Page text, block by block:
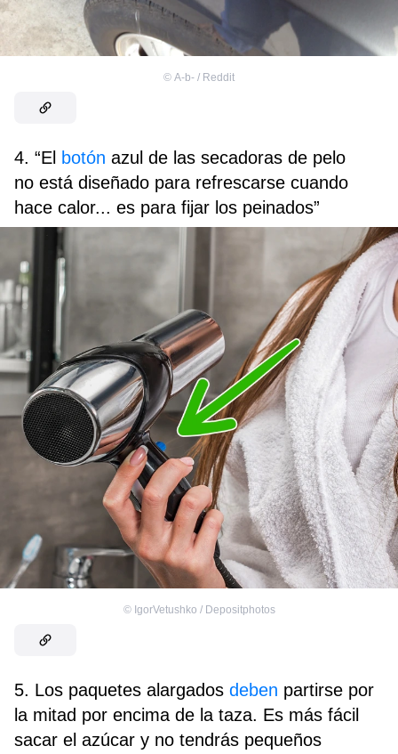
© A-b- / Reddit
4. “El botón azul de las secadoras de pelo
no está diseñado para refrescarse cuando
hace calor... es para fijar los peinados”
© IgorVetushko / Depositphotos
5. Los paquetes alargados deben partirse por
la mitad por encima de la taza. Es más fácil
sacar el azúcar y no tendrás pequeños